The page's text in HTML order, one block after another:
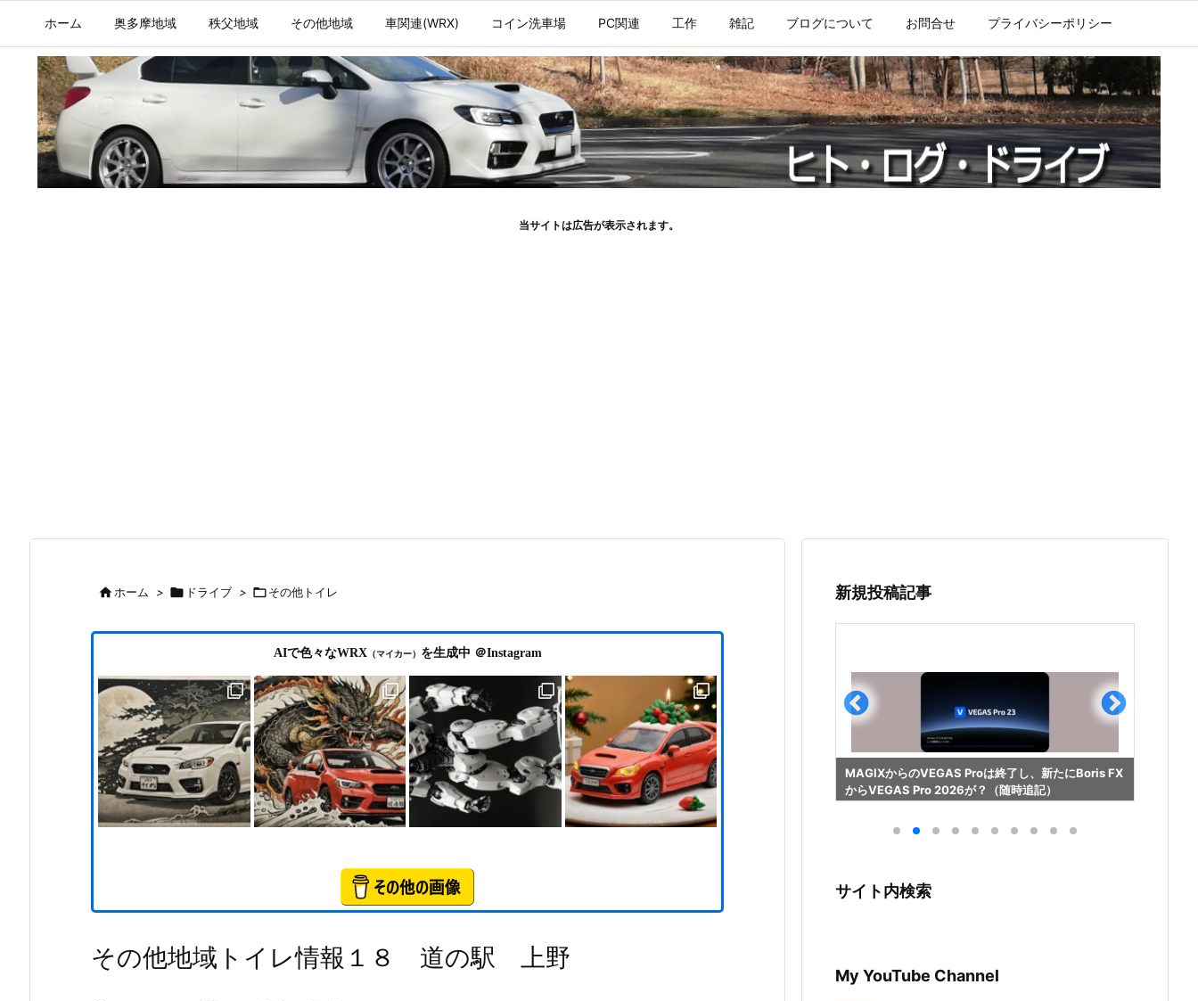
ホーム 奥多摩地域 秩父地域 その他地域 車関連(WRX) コイン洗車場 PC関連 工作 雑記 ブログについて お問合せ プライバシーポリシー
当サイトは広告が表示されます。
ホーム >  ドライブ > その他トイレ
AIで色々なWRX （マイカー） を生成中 ＠Instagram
その他地域トイレ情報１８ 道の駅 上野
新規投稿記事
検とクラッチ新品交換（オーバーホ
ール）の費用について
動画編集ソフト VEGAS Pro 23の新機能と体験版
（海外版）※2025年10月28日 日本語版発売
WRX サイドステップを中古品に交換 動画編集ソフト VEGAS Pro 2026（Boris FX版）
の新機能と体験版
MAGIXからのVEGAS Proは終了し、新たにBoris FX
からVEGAS Pro 2026が？（随時追記）
サイト内検索
My YouTube Channel